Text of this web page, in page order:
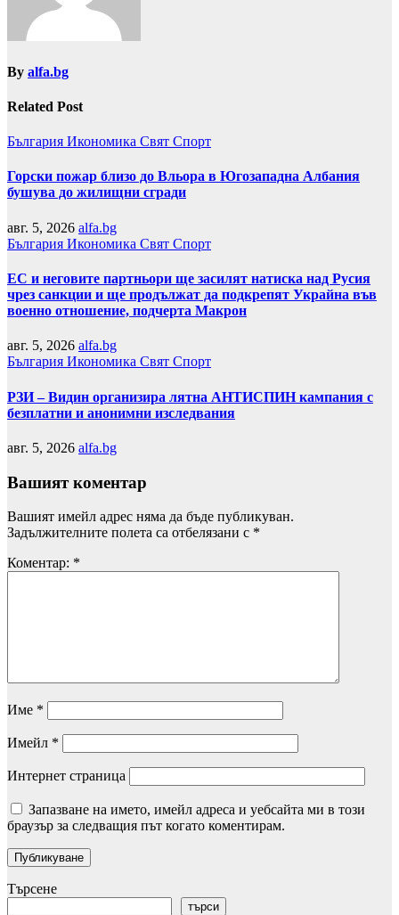
By alfa.bg
Related Post
България Икономика Свят Спорт
Горски пожар близо до Вльора в Югозападна Албания
бушува до жилищни сгради
авг. 5, 2026 alfa.bg
България Икономика Свят Спорт
ЕС и неговите партньори ще засилят натиска над Русия
чрез санкции и ще продължат да подкрепят Украйна във
военно отношение, подчерта Макрон
авг. 5, 2026 alfa.bg
България Икономика Свят Спорт
РЗИ – Видин организира лятна АНТИСПИН кампания с
безплатни и анонимни изследвания
авг. 5, 2026 alfa.bg
Вашият коментар
Вашият имейл адрес няма да бъде публикуван.
Задължителните полета са отбелязани с *
Коментар: *
Име *
Имейл *
Интернет страница
Запазване на името, имейл адреса и уебсайта ми в този
браузър за следващия път когато коментирам.
Търсене
търси